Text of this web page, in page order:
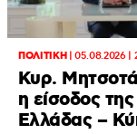
ΠΟΛΙΤΙΚΗ|05.08.2026 |
Κυρ.
η είσοδος
Ελλάδας –